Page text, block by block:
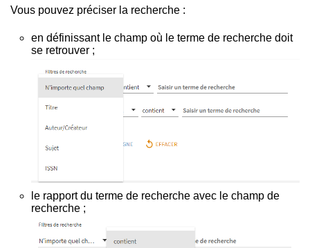
Vous pouvez préciser la recherche :
en définissant le champ où le terme de recherche doit
se retrouver ;
le rapport du terme de recherche avec le champ de
recherche ;